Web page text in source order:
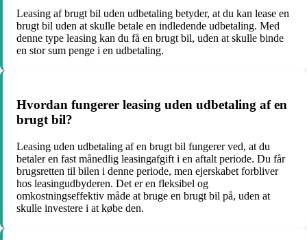
Leasing af brugt bil uden udbetaling betyder, at du kan lease en
brugt bil uden at skulle betale en indledende udbetaling. Med
denne type leasing kan du få en brugt bil, uden at skulle binde
en stor sum penge i en udbetaling.
Hvordan fungerer leasing uden udbetaling af en
brugt bil?
Leasing uden udbetaling af en brugt bil fungerer ved, at du
betaler en fast månedlig leasingafgift i en aftalt periode. Du får
brugsretten til bilen i denne periode, men ejerskabet forbliver
hos leasingudbyderen. Det er en fleksibel og
omkostningseffektiv måde at bruge en brugt bil på, uden at
skulle investere i at købe den.